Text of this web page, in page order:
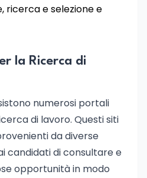
ricerca e selezione e
la Ricerca di
numerosi portali
di lavoro. Questi siti
da diverse
candidati di consultare e
opportunità in modo